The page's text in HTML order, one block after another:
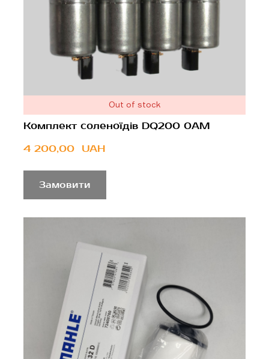
Out of stock
Комплект соленоїдів DQ200 0AM
4 200,00  UAH
Замовити